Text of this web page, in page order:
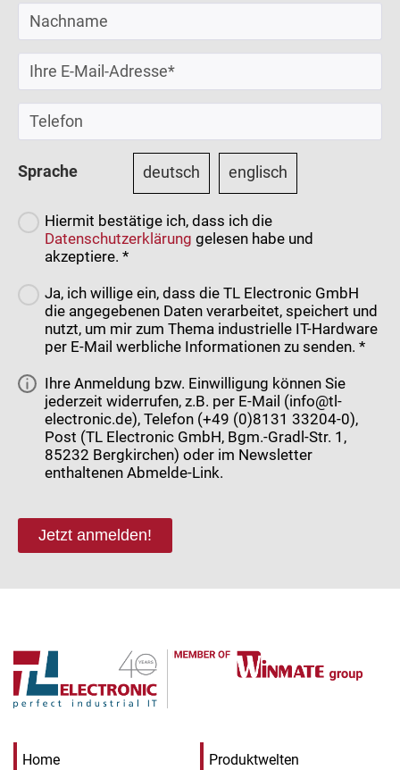
Sprache deutsch englisch
Hiermit bestätige ich, dass ich die
Datenschutzerklärung gelesen habe und
akzeptiere. *
Ja, ich willige ein, dass die TL Electronic GmbH
die angegebenen Daten verarbeitet, speichert und
nutzt, um mir zum Thema industrielle IT-Hardware
per E-Mail werbliche Informationen zu senden. *
Ihre Anmeldung bzw. Einwilligung können Sie
jederzeit widerrufen, z.B. per E-Mail (info@tl-
electronic.de), Telefon (+49 (0)8131 33204-0),
Post (TL Electronic GmbH, Bgm.-Gradl-Str. 1,
85232 Bergkirchen) oder im Newsletter
enthaltenen Abmelde-Link.
Jetzt anmelden!
Home Produktwelten